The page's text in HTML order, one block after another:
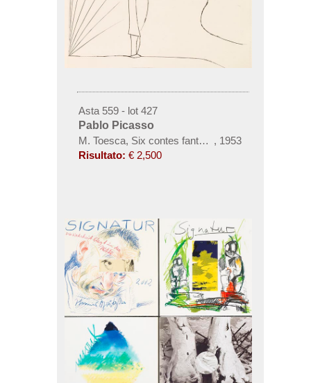
Asta 559 - lot 427
Pablo Picasso
M. Toesca, Six contes fantastiques
, 1953
Risultato: € 2,500